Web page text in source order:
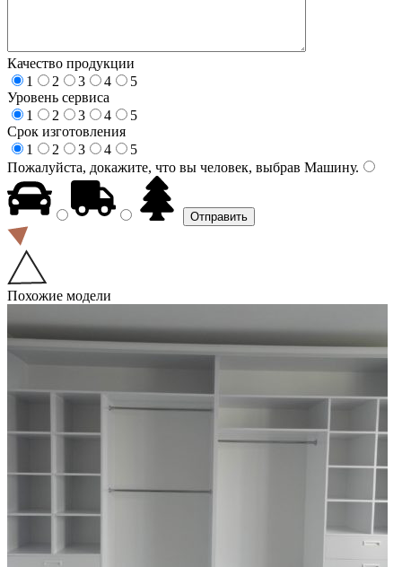
Качество продукции
1
2 3 4
5
Уровень сервиса
1
2 3 4
5
Срок изготовления
1
2 3 4
5
Пожалуйста, докажите, что вы человек, выбрав Машину.
Похожие модели